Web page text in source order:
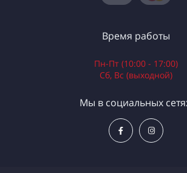
Время работы
Пн-Пт (10:00 - 17:00)
Сб, Вс (выходной)
Мы в социальных